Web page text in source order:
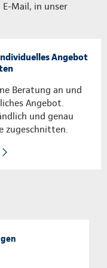
Mail, in unser
Angebot
Beratung an und
Angebot.
und genau
zugeschnitten.